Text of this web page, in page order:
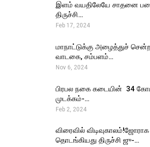
இளம் வயதிலேயே சாதனை
திருச்சி…
Feb 17, 2024
மாநாட்டுக்கு அழைத்துச்
வாடகை, சம்பளம்…
Nov 6, 2024
பிரபல நகை கடையின் ₹ 34
முடக்கம்-…
Feb 2, 2024
விரைவில்
தொடங்கியது திருச்சி ஜு-…